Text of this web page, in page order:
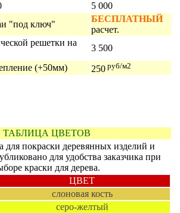
5 000
"под ключ"
БЕСПЛАТНЫЙ
расчет.
решетки на
3 500
(+50мм)
250 руб/м2
ТАБЛИЦА ЦВЕТОВ
для покраски деревянных изделий и
для удобства заказчика при
краски для дерева.
ЦВЕТ
слоновая кость
серо-желтый